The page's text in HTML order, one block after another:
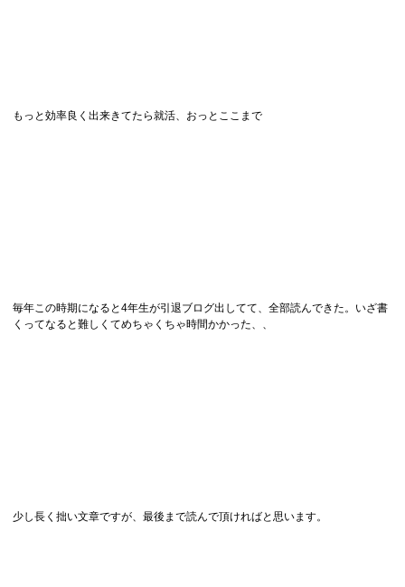
もっと効率良く出来きてたら就活、おっとここまで
毎年この時期になると4年生が引退ブログ出してて、全部読んできた。いざ書
くってなると難しくてめちゃくちゃ時間かかった、、
少し長く拙い文章ですが、最後まで読んで頂ければと思います。